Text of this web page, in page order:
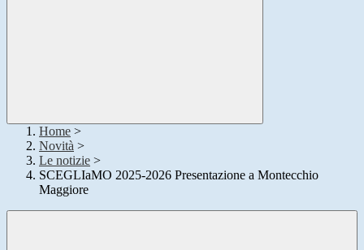
Home >
Novità >
Le notizie >
SCEGLIaMO 2025-2026 Presentazione a Montecchio
Maggiore